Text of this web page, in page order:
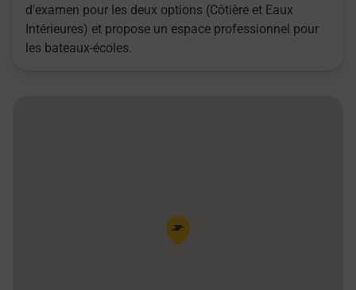
d'examen pour les deux options (Côtière et Eaux
Intérieures) et propose un espace professionnel pour
les bateaux-écoles.
Pin de la carte